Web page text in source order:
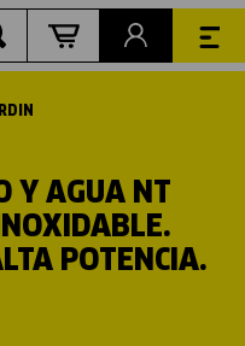
Y AGUA NT
POTENCIA.